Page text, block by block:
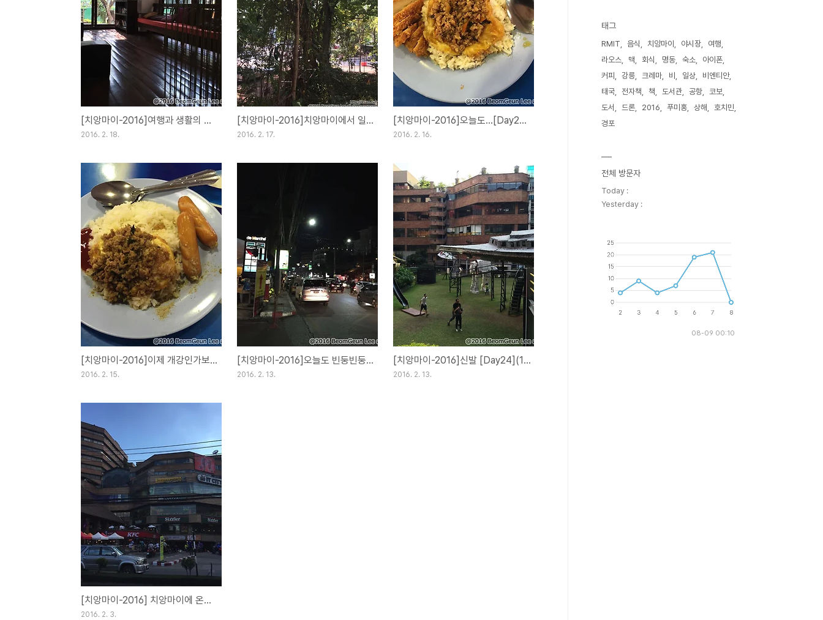
[치앙마이-2016]여행과 생활의 차이[Day30](18FEB16)
2016. 2. 18.
[치앙마이-2016]치앙마이에서 일만하고 있습니다.[Day29](17FEB16)
2016. 2. 17.
[치앙마이-2016]오늘도...[Day28](16FEB16)
2016. 2. 16.
[치앙마이-2016]이제 개강인가보네요[Day27](15FEB16)
2016. 2. 15.
[치앙마이-2016]오늘도 빈둥빈둥 [Day25](13FEB16)
2016. 2. 13.
[치앙마이-2016]신발 [Day24](12FEB16)
2016. 2. 13.
[치앙마이-2016] 치앙마이에 온지 15일차...
2016. 2. 3.
태그
RMIT 음식 치앙마이 야시장
여행
라오스
맥 회식 명동 숙소
아이폰
커피
강릉 크레마 비 일상
비엔티안
태국
전자책 책 도서관 공항
코보
도서
드론 2016 푸미홍 상해
호치민
경포
전체 방문자
Today :
Yesterday :
08-09 00:10